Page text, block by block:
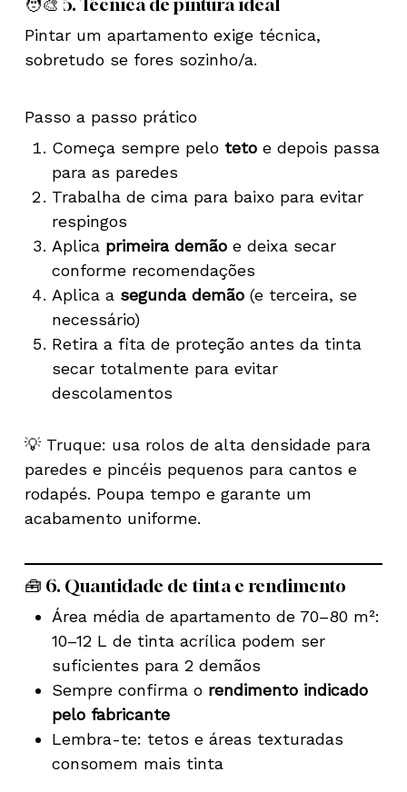
Pintar um apartamento exige técnica,
sobretudo se fores sozinho/a.
Passo a passo prático
Começa sempre pelo tetoe depois passa
para as paredes
Trabalha de cima para baixo para evitar
respingos
Aplica primeira demãoe deixa secar
conforme recomendações
Aplica a segunda demão(e terceira, se
necessário)
Retira a fita de proteção antes da tinta
secar totalmente para evitar
descolamentos
💡 Truque: usa rolos de alta densidade para
paredes e pincéis pequenos para cantos e
rodapés. Poupa tempo e garante um
acabamento uniforme.
🧰 6. Quantidade de tinta e rendimento
Área média de apartamento de 70–80 m²:
10–12 L de tinta acrílica podem ser
suficientes para 2 demãos
Sempre confirma o rendimento indicado
pelo fabricante
Lembra-te: tetos e áreas texturadas
consomem mais tinta